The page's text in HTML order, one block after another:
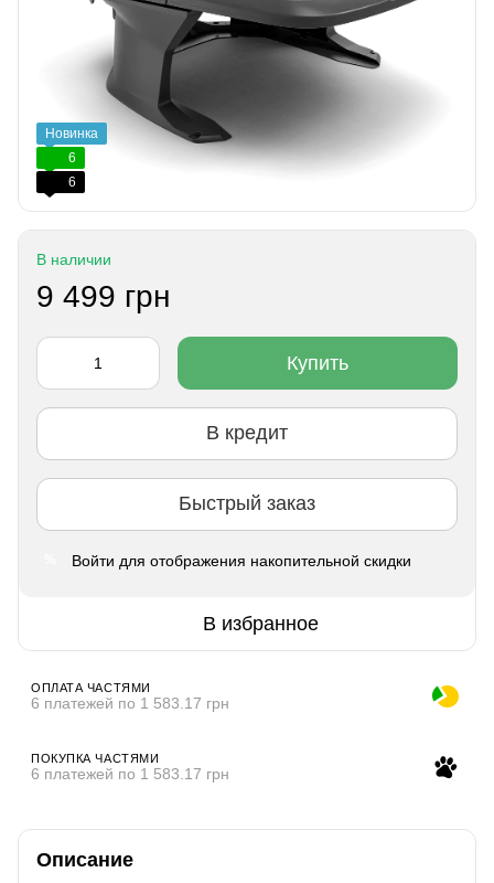
Новинка
6
6
В наличии
9 499 грн
Купить
В кредит
Быстрый заказ
Войти для отображения накопительной скидки
В избранное
ОПЛАТА ЧАСТЯМИ
6 платежей по 1 583.17 грн
ПОКУПКА ЧАСТЯМИ
6 платежей по 1 583.17 грн
Описание